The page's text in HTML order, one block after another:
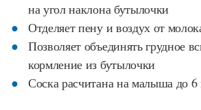
на угол наклона бутылочки
Отделяет пену и воздух от
Позволяет объединять грудное
кормление из бутылочки
Соска расчитана на малыша до 6